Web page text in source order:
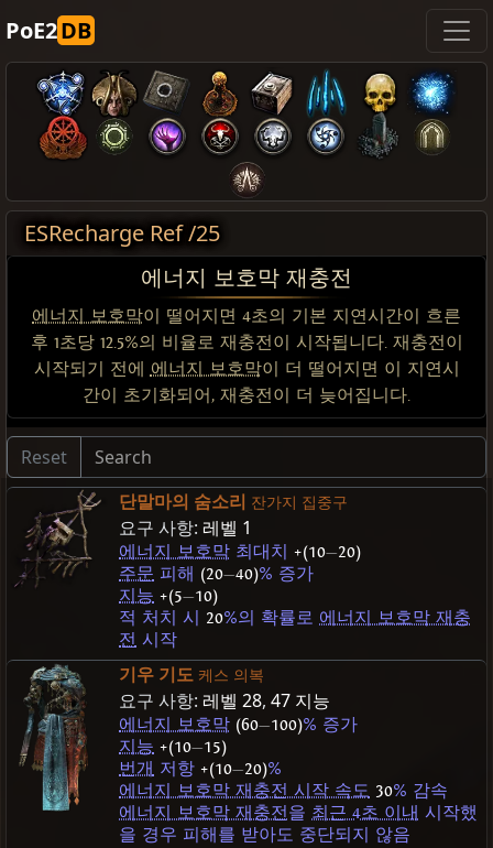
PoE2DB
ESRecharge Ref /25
에너지 보호막 재충전
에너지 보호막이 떨어지면 4초의 기본 지연시간이 흐른
후 1초당 12.5%의 비율로 재충전이 시작됩니다. 재충전이
시작되기 전에 에너지 보호막이 더 떨어지면 이 지연시
간이 초기화되어, 재충전이 더 늦어집니다.
Reset
단말마의 숨소리 잔가지 집중구
요구 사항: 레벨 1
에너지 보호막 최대치 +(10—20)
주문 피해 (20—40)% 증가
지능 +(5—10)
적 처치 시 20%의 확률로 에너지 보호막 재충
전 시작
기우 기도 케스 의복
요구 사항: 레벨 28, 47 지능
에너지 보호막 (60—100)% 증가
지능 +(10—15)
번개 저항 +(10—20)%
에너지 보호막 재충전 시작 속도 30% 감속
에너지 보호막 재충전을 최근 4초 이내 시작했
을 경우 피해를 받아도 중단되지 않음